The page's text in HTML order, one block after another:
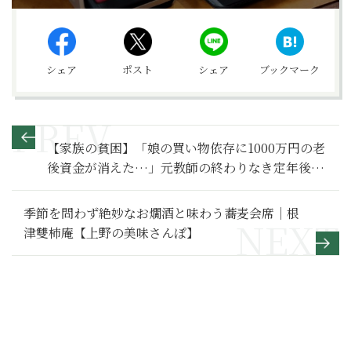
シェア ポスト シェア ブックマーク
【家族の貧困】「娘の買い物依存に1000万円の老
後資金が消えた…」元教師の終わりなき定年後～
その１～
季節を問わず絶妙なお燗酒と味わう蕎麦会席｜根
津雙柿庵【上野の美味さんぽ】